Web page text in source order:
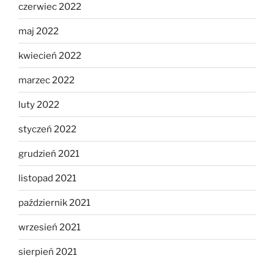
czerwiec 2022
maj 2022
kwiecień 2022
marzec 2022
luty 2022
styczeń 2022
grudzień 2021
listopad 2021
październik 2021
wrzesień 2021
sierpień 2021